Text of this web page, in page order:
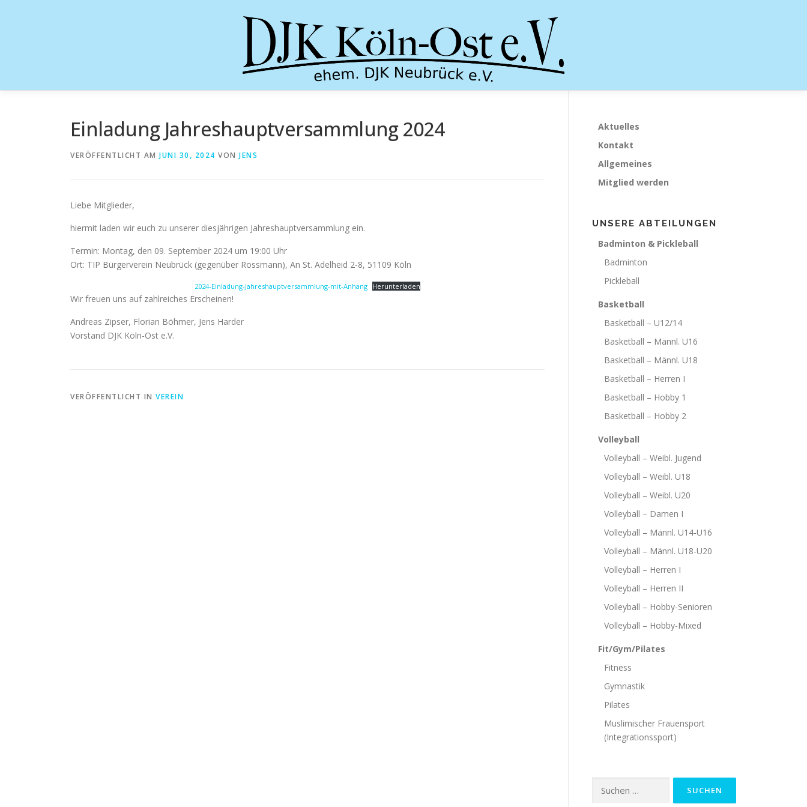
Einladung Jahreshauptversammlung 2024
VERÖFFENTLICHT AM JUNI 30, 2024 VON JENS
Liebe Mitglieder,
hiermit laden wir euch zu unserer diesjährigen Jahreshauptversammlung ein.
Termin: Montag, den 09. September 2024 um 19:00 Uhr
Ort: TIP Bürgerverein Neubrück (gegenüber Rossmann), An St. Adelheid 2-8, 51109 Köln
2024-Einladung-Jahreshauptversammlung-mit-Anhang Herunterladen
Wir freuen uns auf zahlreiches Erscheinen!
Andreas Zipser, Florian Böhmer, Jens Harder
Vorstand DJK Köln-Ost e.V.
VERÖFFENTLICHT IN VEREIN
Aktuelles
Kontakt
Allgemeines
Mitglied werden
UNSERE ABTEILUNGEN
Badminton & Pickleball
Badminton
Pickleball
Basketball
Basketball – U12/14
Basketball – Männl. U16
Basketball – Männl. U18
Basketball – Herren I
Basketball – Hobby 1
Basketball – Hobby 2
Volleyball
Volleyball – Weibl. Jugend
Volleyball – Weibl. U18
Volleyball – Weibl. U20
Volleyball – Damen I
Volleyball – Männl. U14-U16
Volleyball – Männl. U18-U20
Volleyball – Herren I
Volleyball – Herren II
Volleyball – Hobby-Senioren
Volleyball – Hobby-Mixed
Fit/Gym/Pilates
Fitness
Gymnastik
Pilates
Muslimischer Frauensport
(Integrationssport)
nach: